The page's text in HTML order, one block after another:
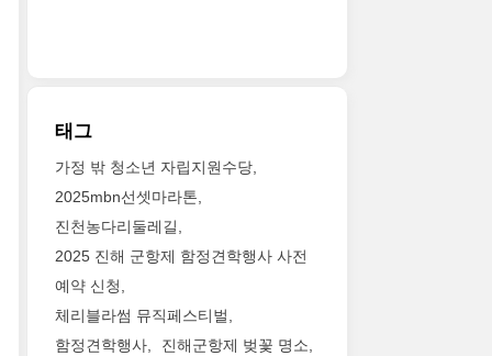
태그
가정 밖 청소년 자립지원수당
2025mbn선셋마라톤
진천농다리둘레길
2025 진해 군항제 함정견학행사 사전
예약 신청
체리블라썸 뮤직페스티벌
함정견학행사
진해군항제 벚꽃 명소